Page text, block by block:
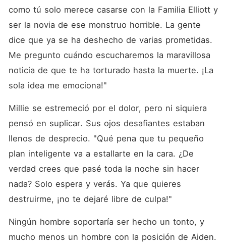
como tú solo merece casarse con la Familia Elliott y
ser la novia de ese monstruo horrible. La gente
dice que ya se ha deshecho de varias prometidas.
Me pregunto cuándo escucharemos la maravillosa
noticia de que te ha torturado hasta la muerte. ¡La
sola idea me emociona!"
Millie se estremeció por el dolor, pero ni siquiera
pensó en suplicar. Sus ojos desafiantes estaban
llenos de desprecio. "Qué pena que tu pequeño
plan inteligente va a estallarte en la cara. ¿De
verdad crees que pasé toda la noche sin hacer
nada? Solo espera y verás. Ya que quieres
destruirme, ¡no te dejaré libre de culpa!"
Ningún hombre soportaría ser hecho un tonto, y